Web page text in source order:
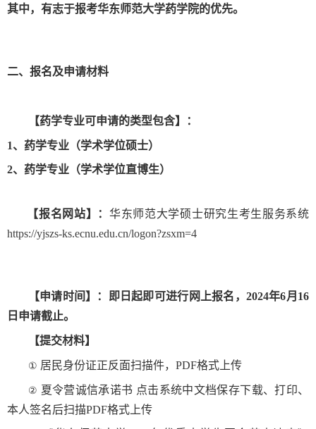
其中，有志于报考华东师范大学药学院的优先。
二、报名及申请材料
【药学专业可申请的类型包含】 ：
1、药学专业（学术学位硕士）
2、药学专业（学术学位直博生）
【报名网站】 ： 华东师范大学硕士研究生考生服务系统
https://yjszs-ks.ecnu.edu.cn/logon?zsxm=4
【申请时间 】 ： 即日起即可进行网上报名， 2024年6月 16
日申请截止。
【提交材料】
① 居民身份证正反面扫描件， PDF格式上传
② 夏令营诚信承诺书 点击系统中文档保存下载、打印、
本人签名后扫描PDF格式上传